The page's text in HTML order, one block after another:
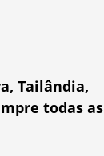
Tailândia,
todas as